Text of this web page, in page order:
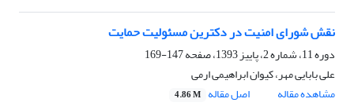
نقش شورای امنیت در دکترین مسئولیت حمایت
دوره 11، شماره 2، پاییز 1393، صفحه
147-169
علی بابایی مهر، کیوان ابراهیمی ارمی
مشاهده مقاله
اصل مقاله 4.86 M